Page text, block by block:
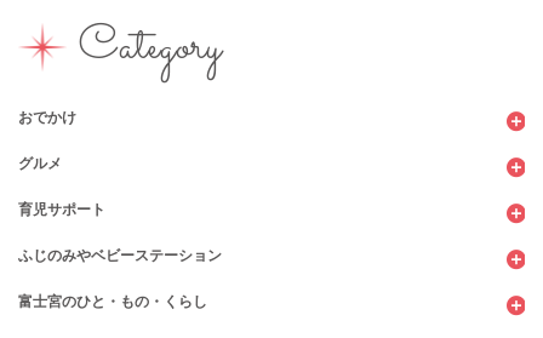
Category
おでかけ
観光
ショッピング
図書館
公園
グルメ
カフェ・レストラン
パン
スウィーツ
育児サポート
子育てサロン
支援センター
ふじのみやベビーステーション
コンビニ
富士宮のひと・もの・くらし